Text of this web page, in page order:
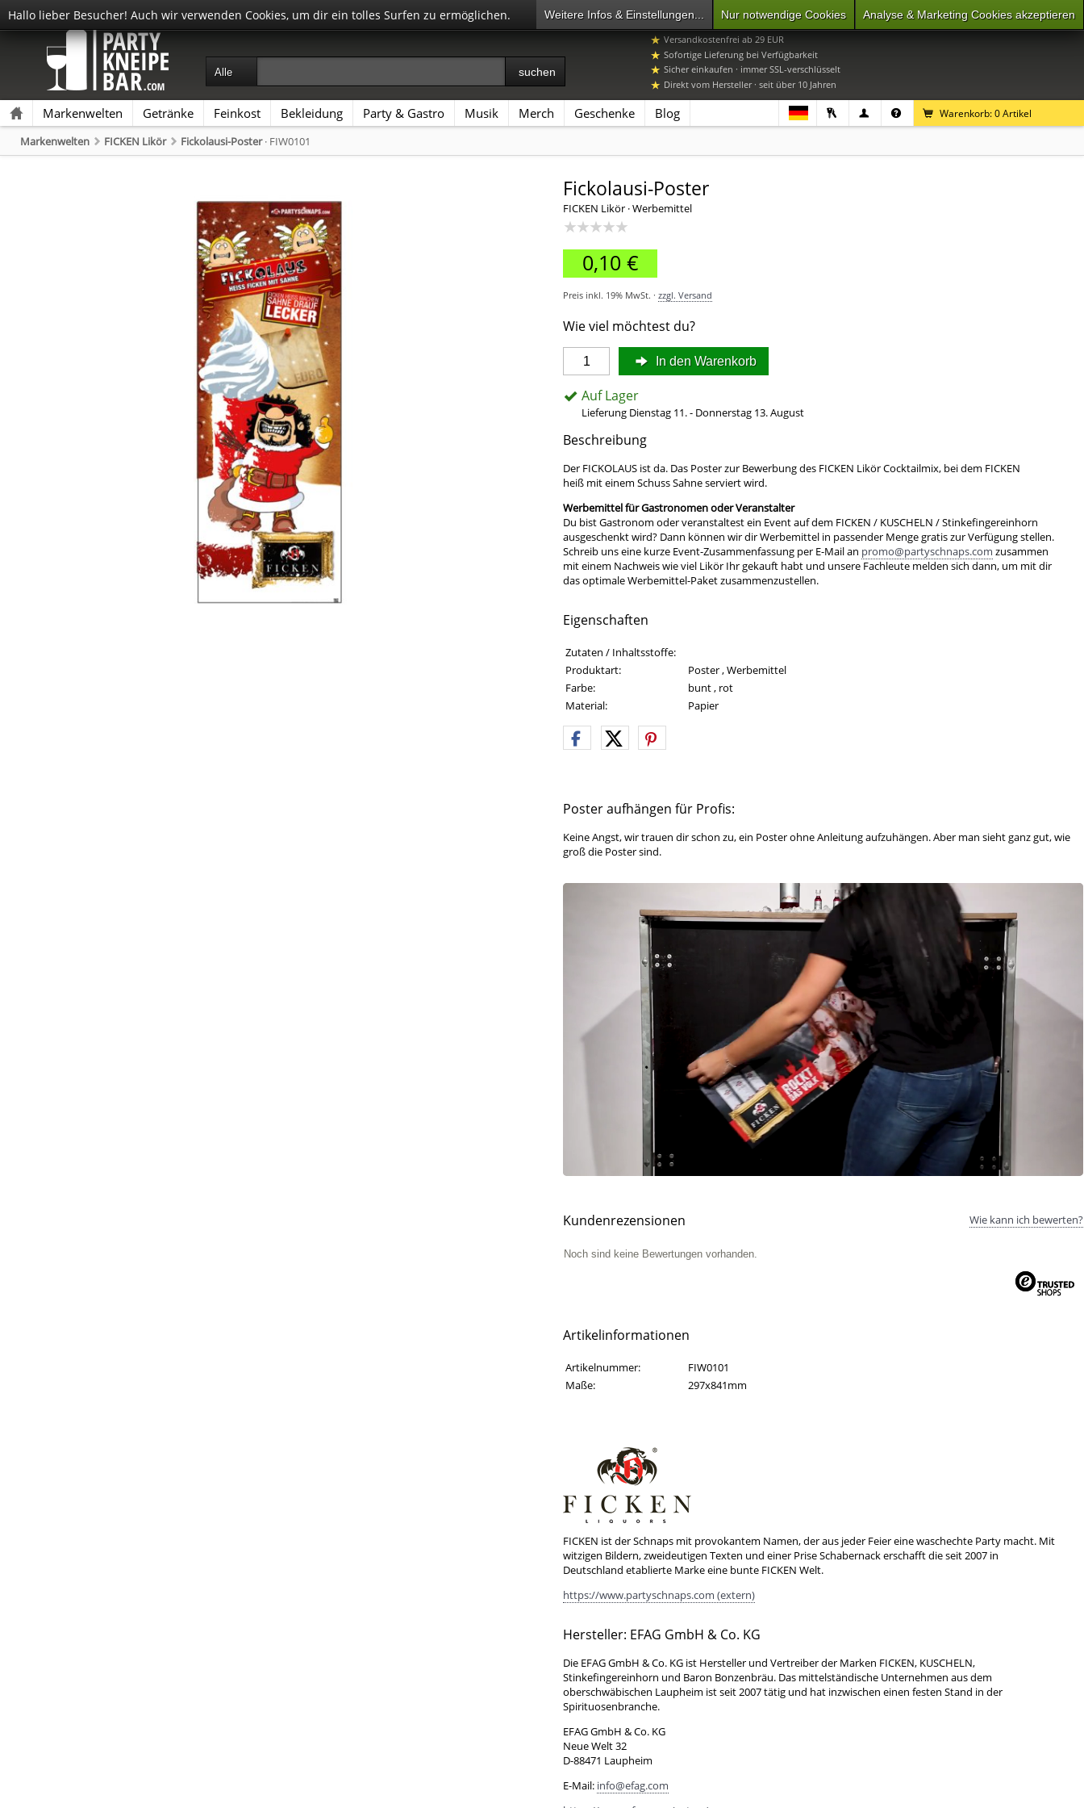
Warenkorb:0Artikel
Markenwelten Getränke Feinkost Bekleidung Party & Gastro Musik Merch Geschenke Blog
07392 96649-0 Mo-Do 9-16 Uhr, Fr 9-15 Uhr
Versandkostenfrei ab 29 EUR
Sofortige Lieferung bei Verfügbarkeit
Sicher einkaufen · immer SSL-verschlüsselt
Direkt vom Hersteller · seit über 10 Jahren
Markenwelten FICKEN Likör Fickolausi-Poster· FIW0101
Fickolausi-Poster
FICKEN Likör · Werbemittel
★★★★★
0,10 €
Preis inkl. 19% MwSt. · zzgl. Versand
Wie viel möchtest du?
In den Warenkorb
Auf Lager
Lieferung Dienstag 11. - Donnerstag 13. August
Beschreibung
Der FICKOLAUS ist da. Das Poster zur Bewerbung des FICKEN Likör Cocktailmix, bei dem FICKEN
heiß mit einem Schuss Sahne serviert wird.
Werbemittel für Gastronomen oder Veranstalter
Du bist Gastronom oder veranstaltest ein Event auf dem FICKEN / KUSCHELN / Stinkefingereinhorn
ausgeschenkt wird? Dann können wir dir Werbemittel in passender Menge gratis zur Verfügung stellen.
Schreib uns eine kurze Event-Zusammenfassung per E-Mail an promo@partyschnaps.com zusammen
mit einem Nachweis wie viel Likör Ihr gekauft habt und unsere Fachleute melden sich dann, um mit dir
das optimale Werbemittel-Paket zusammenzustellen.
Eigenschaften
Eigenschaften des Produkts
Eigenschaft Wert
Zutaten / Inhaltsstoffe:
Produktart:
Poster , Werbemittel
Farbe:
bunt , rot
Material:
Papier
Poster aufhängen für Profis:
Keine Angst, wir trauen dir schon zu, ein Poster ohne Anleitung aufzuhängen. Aber man sieht ganz gut, wie
groß die Poster sind.
Kundenrezensionen Wie kann ich bewerten?
Noch sind keine Bewertungen vorhanden.
Artikelinformationen
Artikelinformationen
Eigenschaft Wert
Artikelnummer:
FIW0101
Maße:
297x841mm
FICKEN ist der Schnaps mit provokantem Namen, der aus jeder Feier eine waschechte Party macht. Mit
witzigen Bildern, zweideutigen Texten und einer Prise Schabernack erschafft die seit 2007 in
Deutschland etablierte Marke eine bunte FICKEN Welt.
https://www.partyschnaps.com (extern)
Hersteller: EFAG GmbH & Co. KG
Die EFAG GmbH & Co. KG ist Hersteller und Vertreiber der Marken FICKEN, KUSCHELN,
Stinkefingereinhorn und Baron Bonzenbräu. Das mittelständische Unternehmen aus dem
oberschwäbischen Laupheim ist seit 2007 tätig und hat inzwischen einen festen Stand in der
Spirituosenbranche.
EFAG GmbH & Co. KG
Neue Welt 32
D-88471 Laupheim
E-Mail: info@efag.com
Hallo lieber Besucher! Auch wir verwenden Cookies, um dir ein tolles Surfen zu ermöglichen. Analyse & Marketing Cookies akzeptieren
Nur notwendige Cookies
Weitere Infos & Einstellungen...